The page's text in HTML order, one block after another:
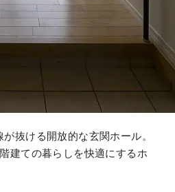
抜ける開放的な玄関ホール。
建ての暮らしを快適にするホ